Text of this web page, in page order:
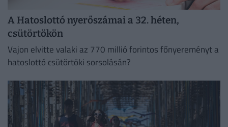
A Hatoslottó nyerőszámai a 32. héten,
csütörtökön
Vajon elvitte valaki az 770 millió forintos főnyereményt a
hatoslottó csütörtöki sorsolásán?